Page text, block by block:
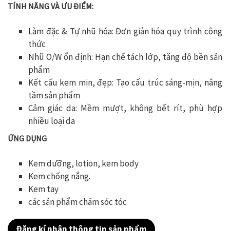
TÍNH NĂNG VÀ ƯU ĐIỂM:
Làm đặc & Tự nhũ hóa:Đơn giản hóa quy trình công
thức
Nhũ O/W ổn định: Hạn chế tách lớp, tăng độ bền sản
phẩm
Kết cấu kem mịn, đẹp: Tạo cấu trúc sáng-mịn, nâng
tầm sản phẩm
Cảm giác da: Mềm mượt, không bết rít, phù hợp
nhiều loại da
ỨNG DỤNG
Kem dưỡng, lotion, kem body
Kem chống nắng.
Kem tay
các sản phẩm chăm sóc tóc
Đăng kí nhận thông tin sản phẩm